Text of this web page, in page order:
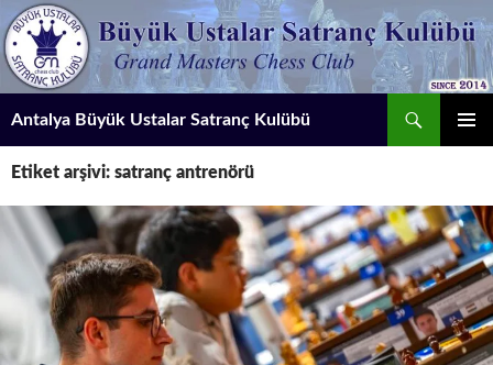
İçeriğe
atla
Antalya Büyük Ustalar Satranç Kulübü
Etiket arşivi: satranç antrenörü